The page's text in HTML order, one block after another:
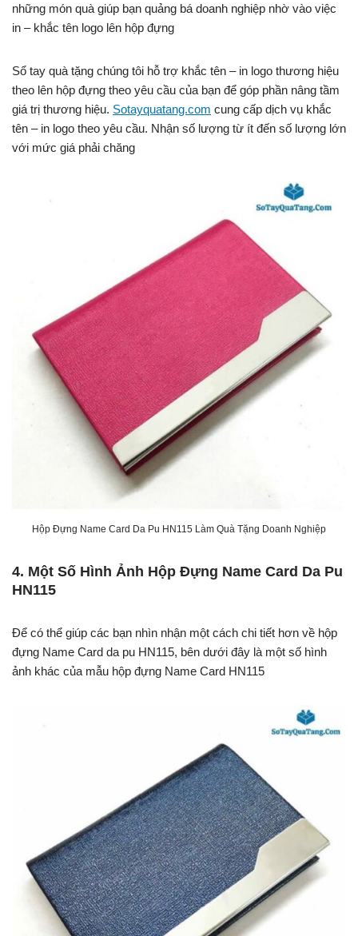
những món quà giúp bạn quảng bá doanh nghiệp nhờ vào việc
in – khắc tên logo lên hộp đựng
Sổ tay quà tặng chúng tôi hỗ trợ khắc tên – in logo thương hiệu
theo lên hộp đựng theo yêu cầu của bạn để góp phần nâng tầm
giá trị thương hiệu. Sotayquatang.com cung cấp dịch vụ khắc
tên – in logo theo yêu cầu. Nhận số lượng từ ít đến số lượng lớn
với mức giá phải chăng
Hộp Đựng Name Card Da Pu HN115 Làm Quà Tặng Doanh Nghiệp
4. Một Số Hình Ảnh Hộp Đựng Name Card Da Pu
HN115
Để có thể giúp các bạn nhìn nhận một cách chi tiết hơn về hộp
đựng Name Card da pu HN115, bên dưới đây là một số hình
ảnh khác của mẫu hộp đựng Name Card HN115